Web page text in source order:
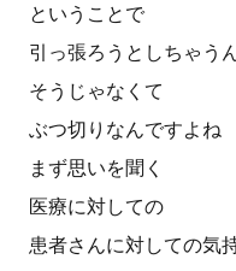
ということで
引っ張ろうとしちゃう
そうじゃなくて
ぶつ切りなんですよね
まず思いを聞く
医療に対しての
患者さんに対しての気